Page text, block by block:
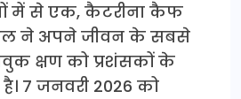
में से एक, कैटरीना कैफ
ने अपने जीवन के सबसे
क्षण को प्रशंसकों के
7 जनवरी 2026 को